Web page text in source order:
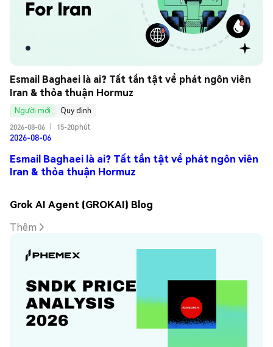
Esmail Baghaei là ai? Tất tần tật về phát ngôn viên
Iran & thỏa thuận Hormuz
Người mới
Quy định
2026-08-06
15-20phút
2026-08-06
Esmail Baghaei là ai? Tất tần tật về phát ngôn viên
Iran & thỏa thuận Hormuz
Grok AI Agent (GROKAI) Blog
Thêm